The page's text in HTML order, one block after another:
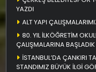
YAZDI
ALT YAPI
80. YIL İLKÖĞRETİM
ÇALIŞMALARINA BAŞLADIK
İSTANBUL’DA ÇANKIRI
STANDIMIZ BÜYÜK İLGİ